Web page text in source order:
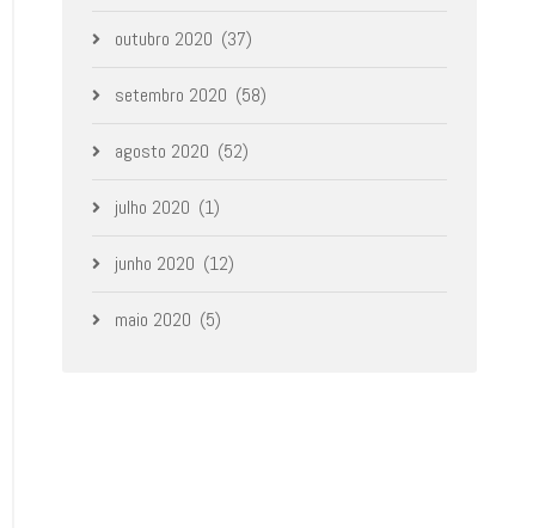
outubro 2020 (37)
setembro 2020 (58)
agosto 2020 (52)
julho 2020 (1)
junho 2020 (12)
maio 2020 (5)